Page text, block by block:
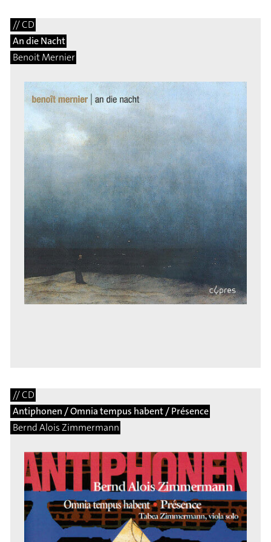
// CD
An die Nacht
Benoit Mernier
// CD
Antiphonen / Omnia tempus habent / Présence
Bernd Alois Zimmermann